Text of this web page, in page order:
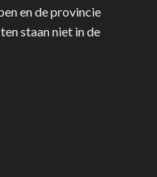
en de provincie
staan niet in de